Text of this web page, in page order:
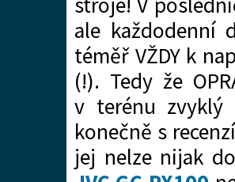
ale každodenní
téměř VŽDY k
(!). Tedy že
v terénu
konečně s
jej nelze nijak